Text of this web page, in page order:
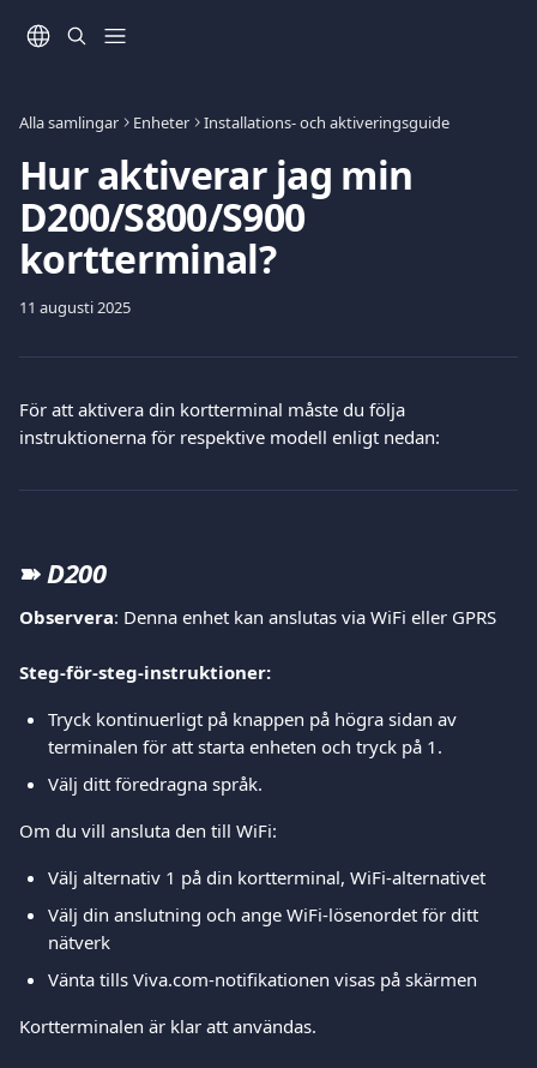
Alla samlingar Enheter Installations- och aktiveringsguide
Hur aktiverar jag min
D200/S800/S900
kortterminal?
11 augusti 2025
För att aktivera din kortterminal måste du följa
instruktionerna för respektive modell enligt nedan:
➽ D200
Observera: Denna enhet kan anslutas via WiFi eller GPRS
Steg-för-steg-instruktioner:
Tryck kontinuerligt på knappen på högra sidan av
terminalen för att starta enheten och tryck på 1.
Välj ditt föredragna språk.
Om du vill ansluta den till WiFi:
Välj alternativ 1 på din kortterminal, WiFi-alternativet
Välj din anslutning och ange WiFi-lösenordet för ditt
nätverk
Vänta tills Viva.com-notifikationen visas på skärmen
Kortterminalen är klar att användas.